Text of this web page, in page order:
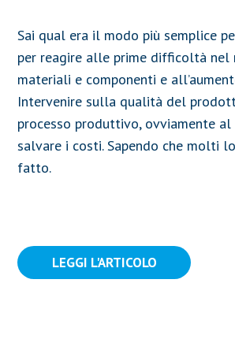
Sai qual era il modo più semplice
per reagire alle prime difficoltà nel
materiali e componenti e
Intervenire sulla qualità del
processo produttivo, ovviamente al
salvare i costi. Sapendo che molti
fatto.
LEGGI L'ARTICOLO